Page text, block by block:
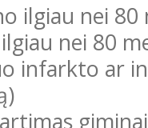
ilgiau nei
nei 80
infarkto ar